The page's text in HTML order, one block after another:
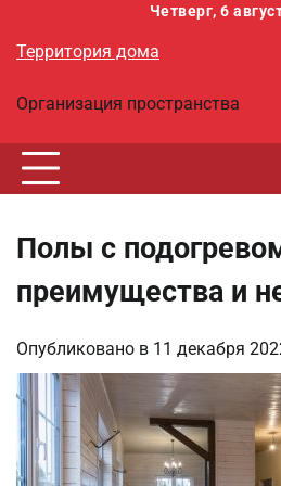
содержимому
Четверг, 6
Территория дома
Организация пространства
Полы с
преимущества и
Опубликовано в 11 декабря